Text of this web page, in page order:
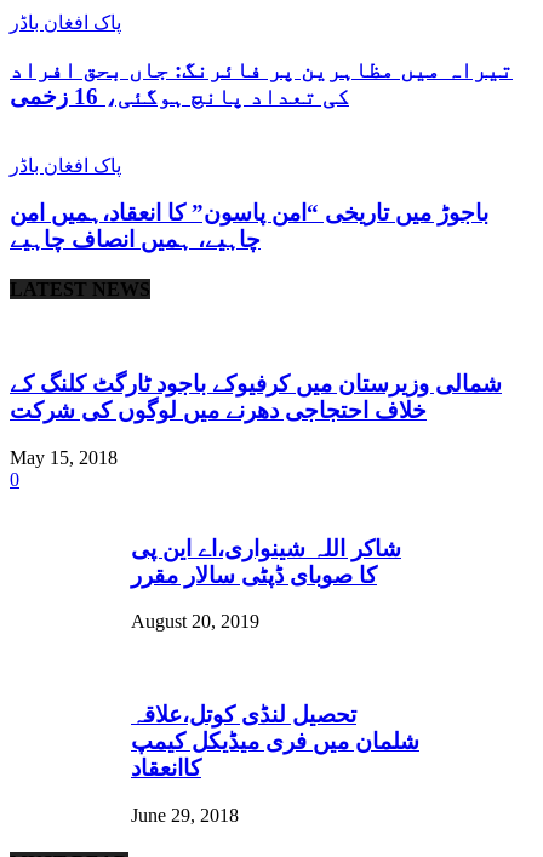
پاک افغان باڈر
تیراہ میں مظاہرین پر فائرنگ: جاں بحق افراد
کی تعداد پانچ ہوگئی، 16 زخمی
پاک افغان باڈر
باجوڑ میں تاریخی “امن پاسون” کا انعقاد،ہمیں امن
چاہیے، ہمیں انصاف چاہیے
LATEST NEWS
شمالی وزیرستان میں کرفیوکے باجود ٹارگٹ کلنگ کے
خلاف احتجاجی دھرنے میں لوگوں کی شرکت
May 15, 2018
0
شاکر اللہ شینواری،اے این پی
کا صوبای ڈپٹی سالار مقرر
August 20, 2019
تحصیل لنڈی کوتل،علاقہ
شلمان میں فری میڈیکل کیمپ
کاانعقاد
June 29, 2018